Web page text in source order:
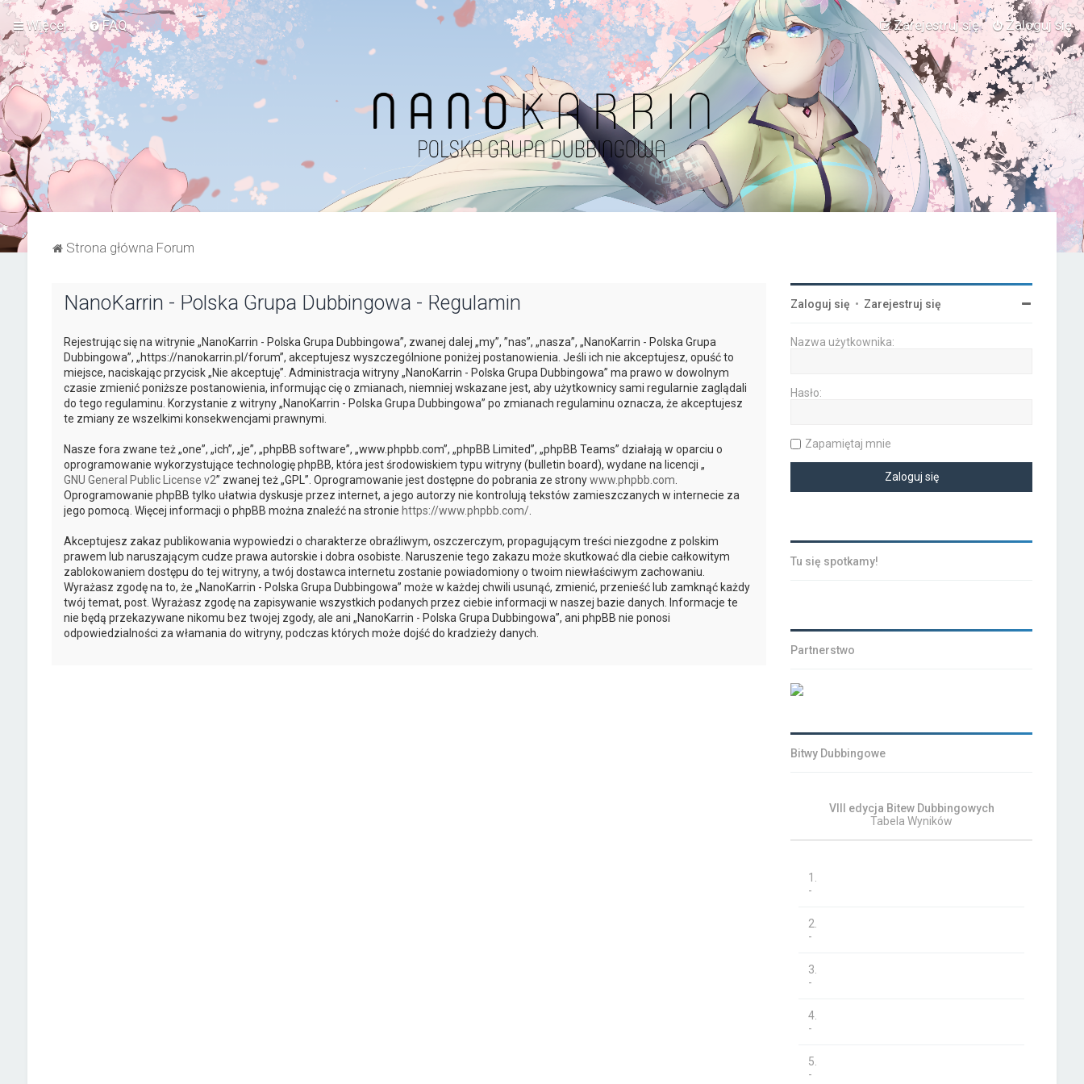
Więcej… FAQ Zaloguj się
Zarejestruj się
Strona główna Forum
NanoKarrin - Polska Grupa Dubbingowa - Regulamin
Rejestrując się na witrynie „NanoKarrin - Polska Grupa Dubbingowa”, zwanej dalej „my”, ”nas”, „nasza”, „NanoKarrin - Polska Grupa
Dubbingowa”, „https://nanokarrin.pl/forum”, akceptujesz wyszczególnione poniżej postanowienia. Jeśli ich nie akceptujesz, opuść to
miejsce, naciskając przycisk „Nie akceptuję”. Administracja witryny „NanoKarrin - Polska Grupa Dubbingowa” ma prawo w dowolnym
czasie zmienić poniższe postanowienia, informując cię o zmianach, niemniej wskazane jest, aby użytkownicy sami regularnie zaglądali
do tego regulaminu. Korzystanie z witryny „NanoKarrin - Polska Grupa Dubbingowa” po zmianach regulaminu oznacza, że akceptujesz
te zmiany ze wszelkimi konsekwencjami prawnymi.
Nasze fora zwane też „one”, „ich”, „je”, „phpBB software”, „www.phpbb.com”, „phpBB Limited”, „phpBB Teams” działają w oparciu o
oprogramowanie wykorzystujące technologię phpBB, która jest środowiskiem typu witryny (bulletin board), wydane na licencji „
GNU General Public License v2” zwanej też „GPL”. Oprogramowanie jest dostępne do pobrania ze stronywww.phpbb.com
Oprogramowanie phpBB tylko ułatwia dyskusje przez internet, a jego autorzy nie kontrolują tekstów zamieszczanych w internecie za
jego pomocą. Więcej informacji o phpBB można znaleźć na stronie https://www.phpbb.com/.
Akceptujesz zakaz publikowania wypowiedzi o charakterze obraźliwym, oszczerczym, propagującym treści niezgodne z polskim
prawem lub naruszającym cudze prawa autorskie i dobra osobiste. Naruszenie tego zakazu może skutkować dla ciebie całkowitym
zablokowaniem dostępu do tej witryny, a twój dostawca internetu zostanie powiadomiony o twoim niewłaściwym zachowaniu.
Wyrażasz zgodę na to, że „NanoKarrin - Polska Grupa Dubbingowa” może w każdej chwili usunąć, zmienić, przenieść lub zamknąć każdy
twój temat, post. Wyrażasz zgodę na zapisywanie wszystkich podanych przez ciebie informacji w naszej bazie danych. Informacje te
nie będą przekazywane nikomu bez twojej zgody, ale ani „NanoKarrin - Polska Grupa Dubbingowa”, ani phpBB nie ponosi
odpowiedzialności za włamania do witryny, podczas których może dojść do kradzieży danych.
Zaloguj się • Zarejestruj się
Nazwa użytkownika:
Hasło:
Zapamiętaj mnie
Tu się spotkamy!
Partnerstwo
Bitwy Dubbingowe
VIII edycja Bitew Dubbingowych
Tabela Wyników
1.
-
2.
-
3.
-
4.
-
5.
-